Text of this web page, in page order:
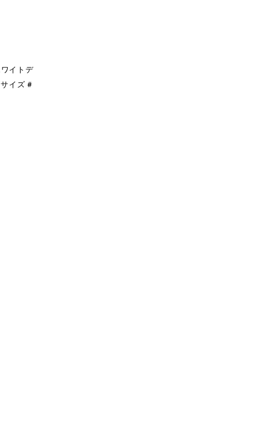
イトデ
イズ #